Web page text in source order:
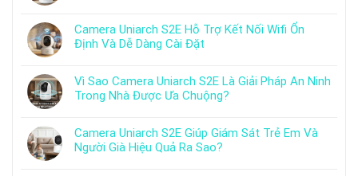
Camera Uniarch S2E Hỗ Trợ Kết Nối Wifi Ổn
Định Và Dễ Dàng Cài Đặt
Vì Sao Camera Uniarch S2E Là Giải Pháp An Ninh
Trong Nhà Được Ưa Chuộng?
Camera Uniarch S2E Giúp Giám Sát Trẻ Em Và
Người Già Hiệu Quả Ra Sao?